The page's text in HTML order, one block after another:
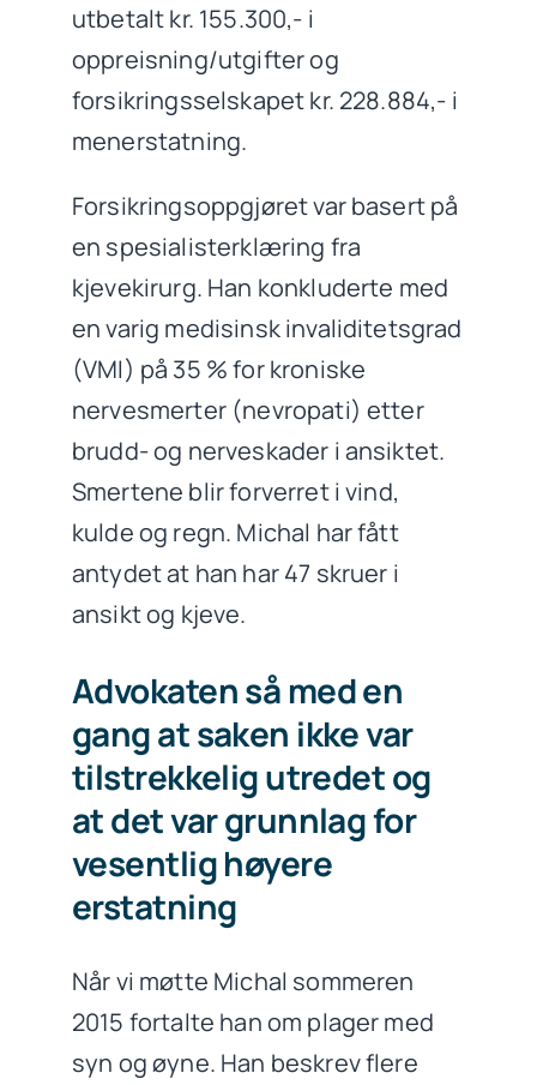
utbetalt kr. 155.300,- i
oppreisning/utgifter og
forsikringsselskapet kr. 228.884,- i
menerstatning.
Forsikringsoppgjøret var basert på
en spesialisterklæring fra
kjevekirurg. Han konkluderte med
en varig medisinsk invaliditetsgrad
(VMI) på 35 % for kroniske
nervesmerter (nevropati) etter
brudd- og nerveskader i ansiktet.
Smertene blir forverret i vind,
kulde og regn. Michal har fått
antydet at han har 47 skruer i
ansikt og kjeve.
Advokaten så med en
gang at saken ikke var
tilstrekkelig utredet og
at det var grunnlag for
vesentlig høyere
erstatning
Når vi møtte Michal sommeren
2015 fortalte han om plager med
syn og øyne. Han beskrev flere